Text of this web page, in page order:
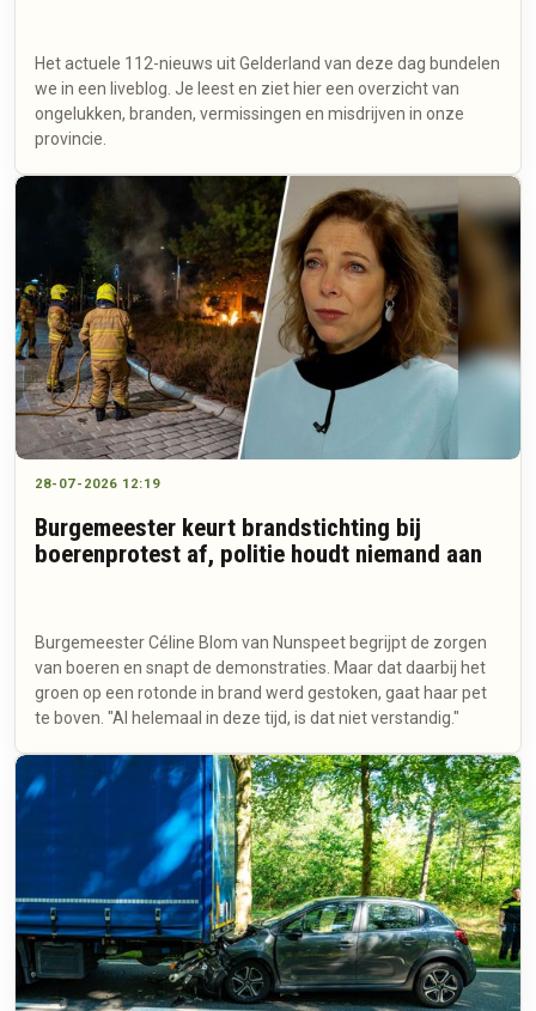
Het actuele 112-nieuws uit Gelderland van deze dag bundelen
we in een liveblog. Je leest en ziet hier een overzicht van
ongelukken, branden, vermissingen en misdrijven in onze
provincie.
28-07-2026 12:19
Burgemeester keurt brandstichting bij
boerenprotest af, politie houdt niemand aan
Burgemeester Céline Blom van Nunspeet begrijpt de zorgen
van boeren en snapt de demonstraties. Maar dat daarbij het
groen op een rotonde in brand werd gestoken, gaat haar pet
te boven. "Al helemaal in deze tijd, is dat niet verstandig."